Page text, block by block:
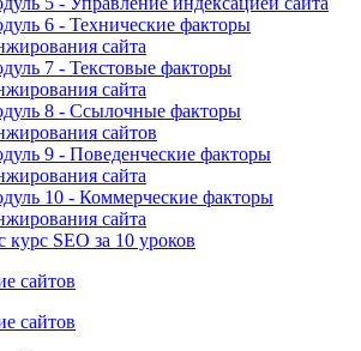
6 - Технические факторы
сайта
7 - Текстовые факторы
сайта
8 - Ссылочные факторы
сайтов
9 - Поведенческие факторы
сайта
10 - Коммерческие факторы
сайта
курс SEO за 10 уроков